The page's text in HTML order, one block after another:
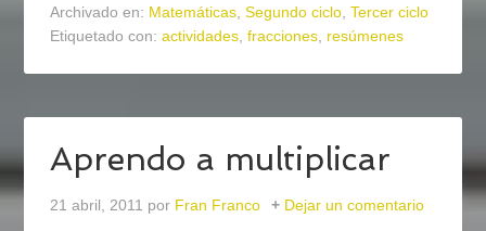
Archivado en: Matemáticas,Segundo ciclo,Tercer ciclo
Etiquetado con:actividades,fracciones, resúmenes
Aprendo a multiplicar
21 abril, 2011 por Fran Franco Dejar un comentario